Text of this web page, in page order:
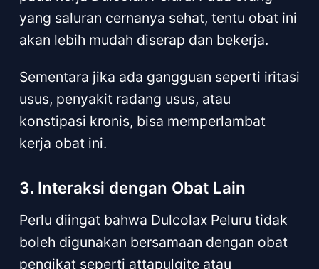
yang saluran cernanya sehat, tentu obat ini
akan lebih mudah diserap dan bekerja.
Sementara jika ada gangguan seperti iritasi
usus, penyakit radang usus, atau
konstipasi kronis, bisa memperlambat
kerja obat ini.
3. Interaksi dengan Obat Lain
Perlu diingat bahwa Dulcolax Peluru tidak
boleh digunakan bersamaan dengan obat
pengikat seperti attapulgite atau